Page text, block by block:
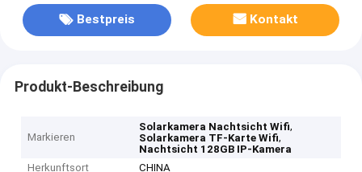
Bestpreis Kontakt
Produkt-Beschreibung
Markieren
Solarkamera Nachtsicht Wifi,
Solarkamera TF-Karte Wifi,
Nachtsicht 128GB IP-Kamera
Herkunftsort
CHINA